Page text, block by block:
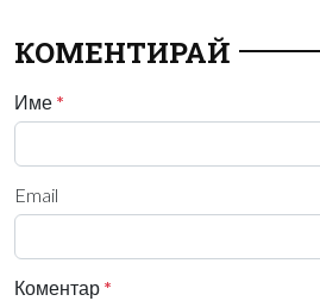
КОМЕНТИРАЙ
Име *
Email
Коментар *